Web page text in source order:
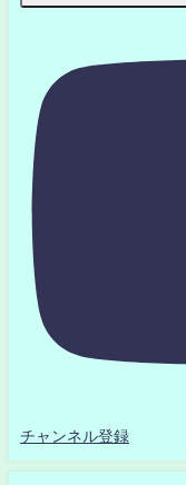
チャンネル登録